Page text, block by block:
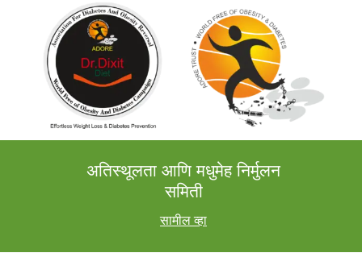
अतिस्थूलता आणि मधुमेह निर्मुलन
समिती
सामील व्हा